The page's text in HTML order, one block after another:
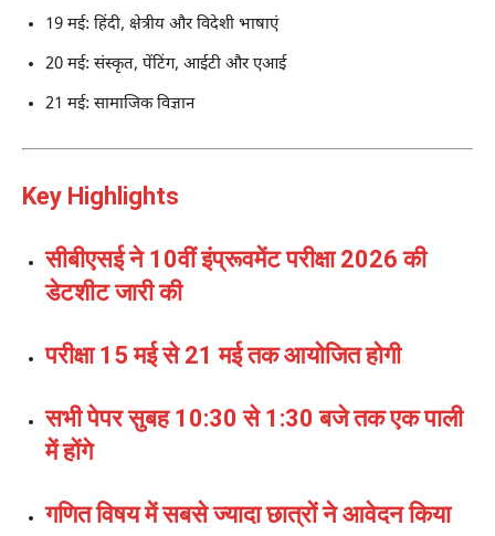
19 मई: हिंदी, क्षेत्रीय और विदेशी भाषाएं
20 मई: संस्कृत, पेंटिंग, आईटी और एआई
21 मई: सामाजिक विज्ञान
Key Highlights
सीबीएसई ने 10वीं इंप्रूवमेंट परीक्षा 2026 की
डेटशीट जारी की
परीक्षा 15 मई से 21 मई तक आयोजित होगी
सभी पेपर सुबह 10:30 से 1:30 बजे तक एक पाली
में होंगे
गणित विषय में सबसे ज्यादा छात्रों ने आवेदन किया